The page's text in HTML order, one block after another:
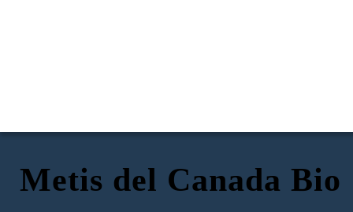
Metis del Canada Bio